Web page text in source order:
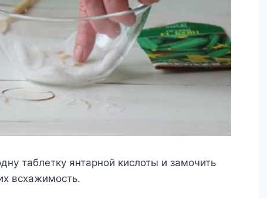
таблетку янтарной кислоты и замочить
всхажимость.